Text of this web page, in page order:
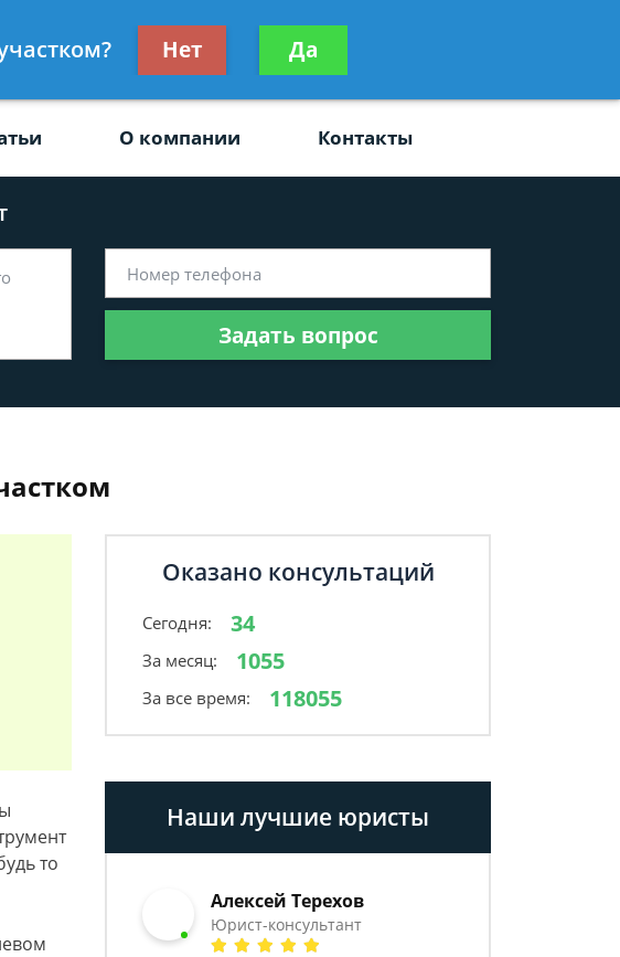
консультацию
бесплатно
Задать вопрос
О компании Контакты
Задать вопрос
то
Оказано консультаций
Сегодня: 34
За месяц: 1055
За все время: 118055
Наши лучшие юристы
Алексей Терехов
Юрист-консультант
Нет Да